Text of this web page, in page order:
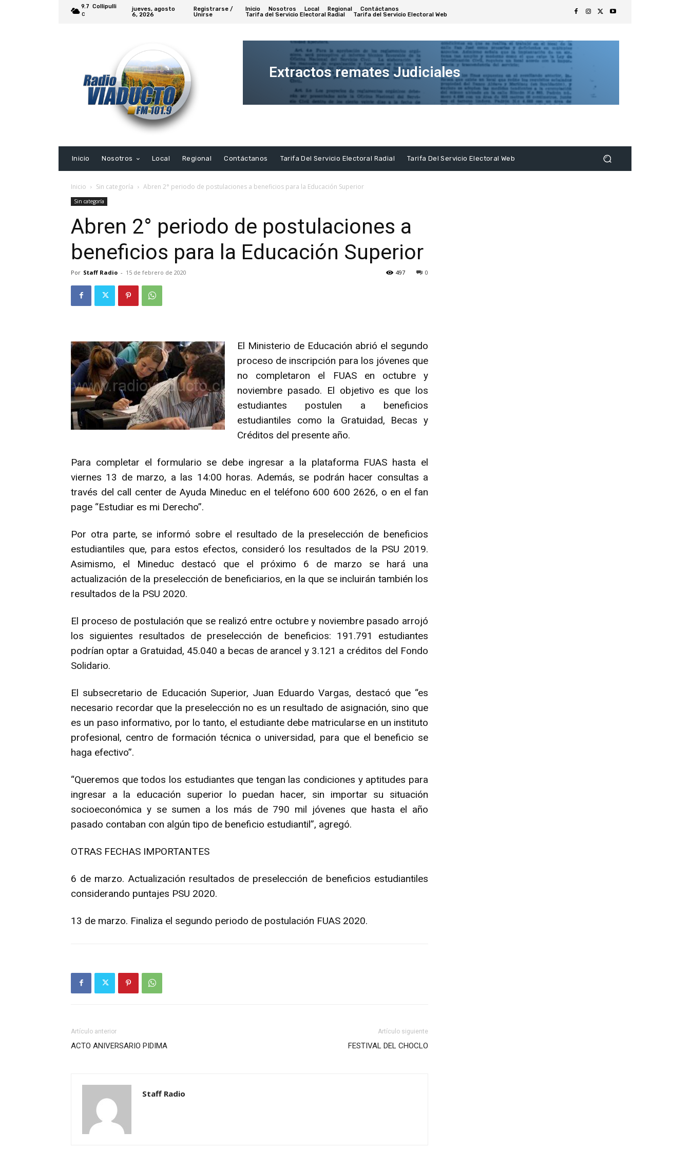
9.7
C
Collipulli
jueves, agosto
6, 2026
Registrarse /
Unirse
Inicio Nosotros Local Regional
Contáctanos
Tarifa del Servicio Electoral Radial
Tarifa del Servicio Electoral Web
Extractos remates Judiciales
Extracto
Inicio
Nosotros Local Regional Contáctanos Tarifa Del Servicio Electoral Radial Tarifa Del Servicio Electoral Web
Inicio Sin categoría Abren 2° periodo de postulaciones a beneficios para la Educación Superior
Sin categoría
Abren 2° periodo de postulaciones a
beneficios para la Educación Superior
Por Staff Radio - 15 de febrero de 2020 0
497
El Ministerio de Educación abrió el segundo
proceso de inscripción para los jóvenes que
no completaron el FUAS en octubre y
noviembre pasado. El objetivo es que los
estudiantes postulen a beneficios
estudiantiles como la Gratuidad, Becas y
Créditos del presente año.
Para completar el formulario se debe ingresar a la plataforma FUAS hasta el
viernes 13 de marzo, a las 14:00 horas. Además, se podrán hacer consultas a
través del call center de Ayuda Mineduc en el teléfono 600 600 2626, o en el fan
page “Estudiar es mi Derecho”.
Por otra parte, se informó sobre el resultado de la preselección de beneficios
estudiantiles que, para estos efectos, consideró los resultados de la PSU 2019.
Asimismo, el Mineduc destacó que el próximo 6 de marzo se hará una
actualización de la preselección de beneficiarios, en la que se incluirán también los
resultados de la PSU 2020.
El proceso de postulación que se realizó entre octubre y noviembre pasado arrojó
los siguientes resultados de preselección de beneficios: 191.791 estudiantes
podrían optar a Gratuidad, 45.040 a becas de arancel y 3.121 a créditos del Fondo
Solidario.
El subsecretario de Educación Superior, Juan Eduardo Vargas, destacó que “es
necesario recordar que la preselección no es un resultado de asignación, sino que
es un paso informativo, por lo tanto, el estudiante debe matricularse en un instituto
profesional, centro de formación técnica o universidad, para que el beneficio se
haga efectivo”.
“Queremos que todos los estudiantes que tengan las condiciones y aptitudes para
ingresar a la educación superior lo puedan hacer, sin importar su situación
socioeconómica y se sumen a los más de 790 mil jóvenes que hasta el año
pasado contaban con algún tipo de beneficio estudiantil”, agregó.
OTRAS FECHAS IMPORTANTES
6 de marzo. Actualización resultados de preselección de beneficios estudiantiles
considerando puntajes PSU 2020.
13 de marzo. Finaliza el segundo periodo de postulación FUAS 2020.
Artículo anterior
ACTO ANIVERSARIO PIDIMA
Artículo siguiente
FESTIVAL DEL CHOCLO
Staff Radio